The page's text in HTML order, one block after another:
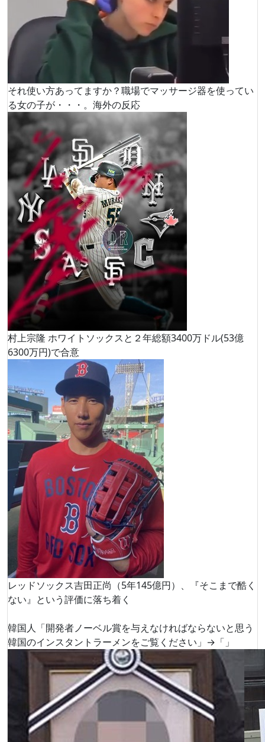
それ使い方あってますか？職場でマッサージ器を使ってい
る女の子が・・・。海外の反応
村上宗隆 ホワイトソックスと２年総額3400万ドル(53億
6300万円)で合意
レッドソックス吉田正尚（5年145億円）、『そこまで酷く
ない』という評価に落ち着く
韓国人「開発者ノーベル賞を与えなければならないと思う
韓国のインスタントラーメンをご覧ください」→「」